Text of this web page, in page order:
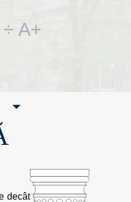
÷ A+
decât